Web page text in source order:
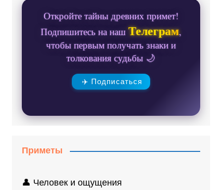
Откройте тайны древних примет!
Подпишитесь на нашТелеграм,
чтобы первым получать знаки и
толкования судьбы 🌙
✈️ Подписаться
Приметы
👤 Человек и ощущения